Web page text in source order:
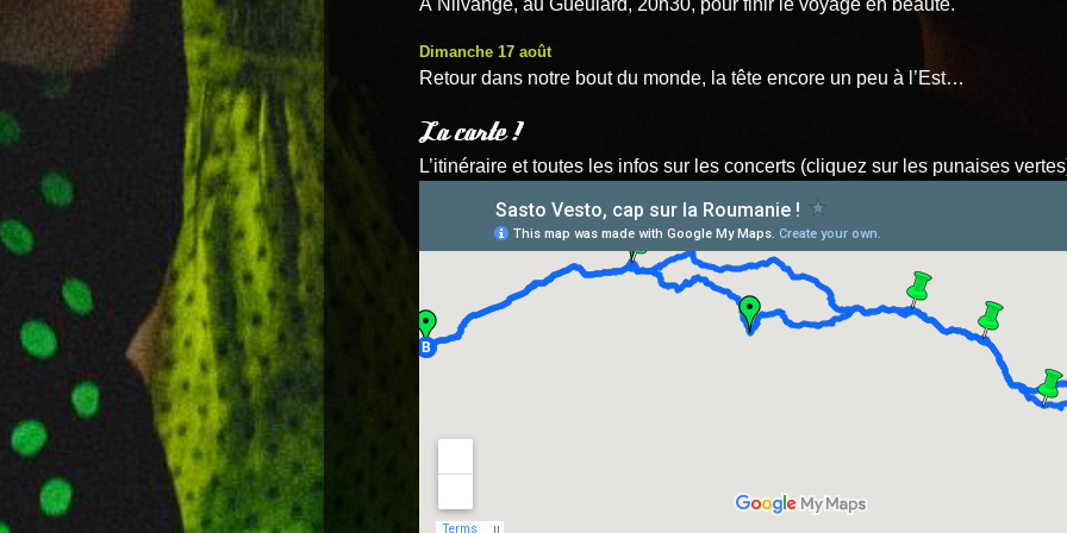
À Nilvange, au Gueulard, 20h30, pour finir le voyage en beauté.
Dimanche 17 août
Retour dans notre bout du monde, la tête encore un peu à l’Est…
La carte !
L’itinéraire et toutes les infos sur les concerts (cliquez sur les punaises